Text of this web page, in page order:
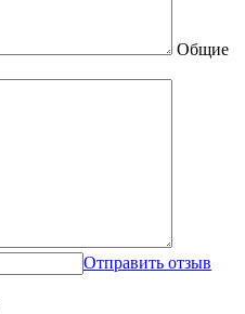
Общие
Отправить отзыв